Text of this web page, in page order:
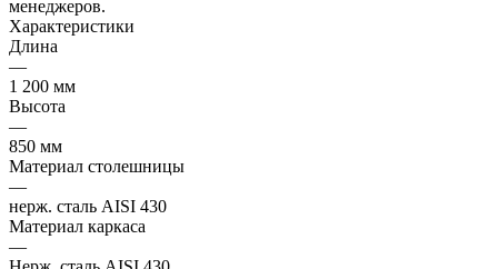
менеджеров.
Характеристики
Длина
—
1 200 мм
Высота
—
850 мм
Материал столешницы
—
нерж. сталь AISI 430
Материал каркаса
—